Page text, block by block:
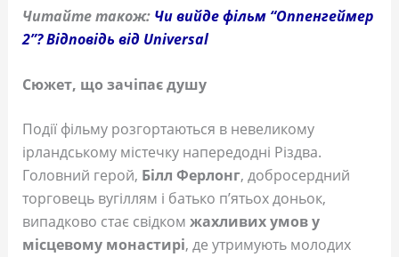
Читайте також: Чи вийде фільм “Оппенгеймер
2”? Відповідь від Universal
Сюжет, що зачіпає душу
Події фільму розгортаються в невеликому
ірландському містечку напередодні Різдва.
Головний герой, Білл Ферлонг, добросердний
торговець вугіллям і батько п’ятьох доньок,
випадково стає свідком жахливих умов у
місцевому монастирі, де утримують молодих